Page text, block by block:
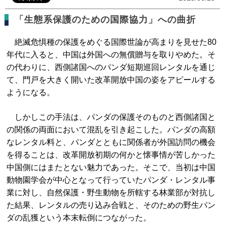
「生態系保護のための国際協力」への曲折
絶滅危惧種の保護をめぐる国際世論が高まりを見せた80
年代に入ると、中国は外国への無償贈与を取りやめた。そ
の代わりに、西側諸国へのパンダ短期巡回レンタルを通じ
て、門戸を大きく開いた改革開放中国の姿をアピールする
ようになる。
しかしこの手法は、パンダの保護そのものと西側諸国と
の関係の両面において混乱を引き起こした。パンダの高額
なレンタル料と、パンダとともに関係者が外国訪問の機会
を得ることは、改革開放初期の何かと懐事情が苦しかった
中国側にはまたとない魅力であった。そこで、当初は中国
動物園学会が中心となって行っていたパンダ・レンタル事
業に対し、自然保護・野生動物を所轄する林業部が対抗し
た結果、レンタルの売り込み合戦と、そのための野生パン
ダの乱獲という本末転倒につながった。